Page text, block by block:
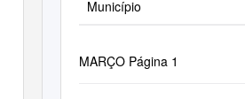
Município
MARÇO Página 1